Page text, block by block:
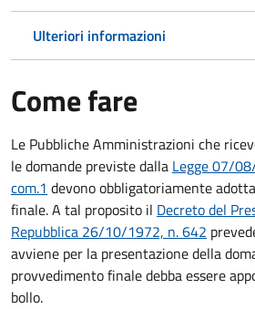
Ulteriori informazioni
Come fare
Le Pubbliche Amministrazioni che
le domande previste dalla Legge 07/
com.1 devono obbligatoriamente
finale. A tal proposito il Decreto del
Repubblica 26/10/1972, n. 642
avviene per la presentazione della
provvedimento finale debba essere
bollo.